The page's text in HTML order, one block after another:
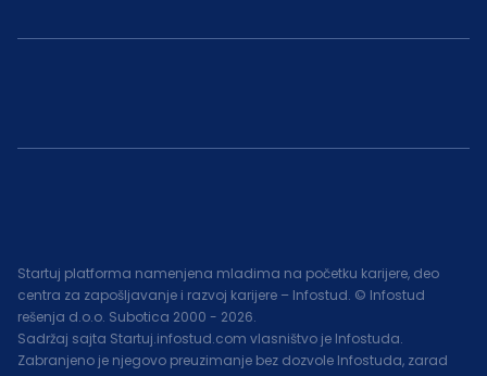
Startuj platforma namenjena mladima na početku karijere, deo
centra za zapošljavanje i razvoj karijere – Infostud. © Infostud
rešenja d.o.o. Subotica 2000 - 2026.
Sadržaj sajta Startuj.infostud.com vlasništvo je Infostuda.
Zabranjeno je njegovo preuzimanje bez dozvole Infostuda, zarad